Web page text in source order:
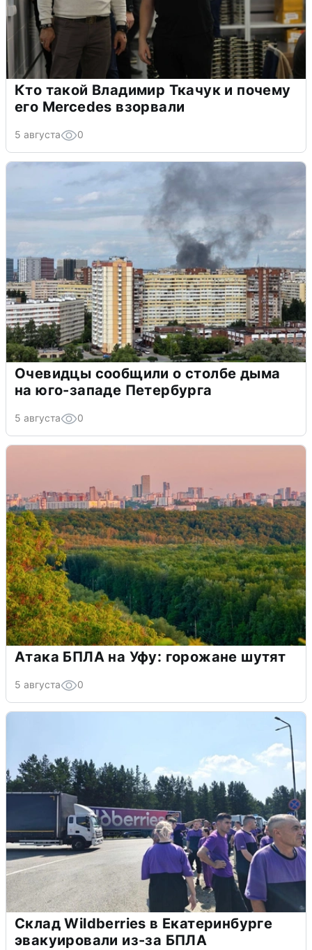
Кто такой Владимир Ткачук и почему
его Mercedes взорвали
5 августа 0
Очевидцы сообщили о столбе дыма
на юго-западе Петербурга
5 августа 0
Атака БПЛА на Уфу: горожане шутят
5 августа 0
Склад Wildberries в Екатеринбурге
эвакуировали из-за БПЛА